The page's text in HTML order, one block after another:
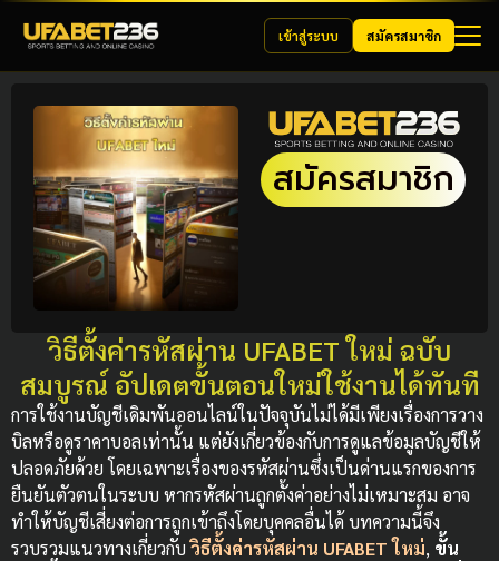
เข้าสู่ระบบ สมัครสมาชิก
สมัครสมาชิก
วิธีตั้งค่ารหัสผ่าน UFABET ใหม่ ฉบับ
สมบูรณ์ อัปเดตขั้นตอนใหม่ใช้งานได้ทันที
การใช้งานบัญชีเดิมพันออนไลน์ในปัจจุบันไม่ได้มีเพียงเรื่องการวาง
บิลหรือดูราคาบอลเท่านั้น แต่ยังเกี่ยวข้องกับการดูแลข้อมูลบัญชีให้
ปลอดภัยด้วย โดยเฉพาะเรื่องของรหัสผ่านซึ่งเป็นด่านแรกของการ
ยืนยันตัวตนในระบบ หากรหัสผ่านถูกตั้งค่าอย่างไม่เหมาะสม อาจ
ทำให้บัญชีเสี่ยงต่อการถูกเข้าถึงโดยบุคคลอื่นได้ บทความนี้จึง
รวบรวมแนวทางเกี่ยวกับวิธีตั้งค่ารหัสผ่าน UFABET ใหม่, ขั้น